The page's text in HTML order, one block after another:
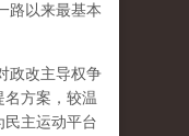
路以来最基本
政改主导权争
名方案，较温
民主运动平台